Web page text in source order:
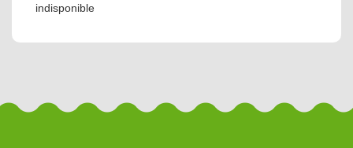
indisponible